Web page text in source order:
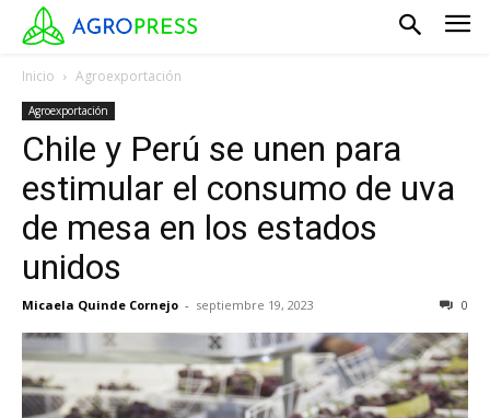
Inicio Agroexportación
Agroexportación
Chile y Perú se unen para
estimular el consumo de uva
de mesa en los estados
unidos
Micaela Quinde Cornejo - septiembre 19, 2023 0